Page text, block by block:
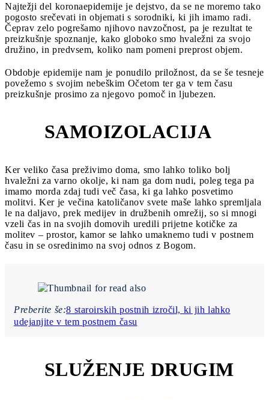
Najtežji del koronaepidemije je dejstvo, da se ne moremo tako
pogosto srečevati in objemati s sorodniki, ki jih imamo radi.
Čeprav zelo pogrešamo njihovo navzočnost, pa je rezultat te
preizkušnje spoznanje, kako globoko smo hvaležni za svojo
družino, in predvsem, koliko nam pomeni preprost objem.
Obdobje epidemije nam je ponudilo priložnost, da se še tesneje
povežemo s svojim nebeškim Očetom ter ga v tem času
preizkušnje prosimo za njegovo pomoč in ljubezen.
SAMOIZOLACIJA
Ker veliko časa preživimo doma, smo lahko toliko bolj
hvaležni za varno okolje, ki nam ga dom nudi, poleg tega pa
imamo morda zdaj tudi več časa, ki ga lahko posvetimo
molitvi. Ker je večina katoličanov svete maše lahko spremljala
le na daljavo, prek medijev in družbenih omrežij, so si mnogi
vzeli čas in na svojih domovih uredili prijetne kotičke za
molitev – prostor, kamor se lahko umaknemo tudi v postnem
času in se osredinimo na svoj odnos z Bogom.
Preberite še:8 staroirskih postnih izročil, ki jih lahko
udejanjite v tem postnem času
SLUŽENJE DRUGIM